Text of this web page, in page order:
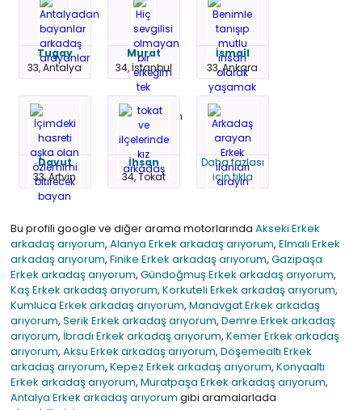
Tugay
33, Antalya
Murat
34, İstanbul
İsmail
33, Ankara
Davut
33, Artvin
İhsan
34, Tokat
Daha fazlası
için tıkla
Bu profili google ve diğer arama motorlarında Akseki Erkek
arkadaş arıyorum, Alanya Erkek arkadaş arıyorum, Elmalı Erkek
arkadaş arıyorum, Finike Erkek arkadaş arıyorum, Gazipaşa
Erkek arkadaş arıyorum, Gündoğmuş Erkek arkadaş arıyorum,
Kaş Erkek arkadaş arıyorum, Korkuteli Erkek arkadaş arıyorum,
Kumluca Erkek arkadaş arıyorum, Manavgat Erkek arkadaş
arıyorum, Serik Erkek arkadaş arıyorum, Demre Erkek arkadaş
arıyorum, İbradı Erkek arkadaş arıyorum, Kemer Erkek arkadaş
arıyorum, Aksu Erkek arkadaş arıyorum, Döşemealtı Erkek
arkadaş arıyorum, Kepez Erkek arkadaş arıyorum, Konyaaltı
Erkek arkadaş arıyorum, Muratpaşa Erkek arkadaş arıyorum,
Antalya Erkek arkadaş arıyorum gibi aramalarlada